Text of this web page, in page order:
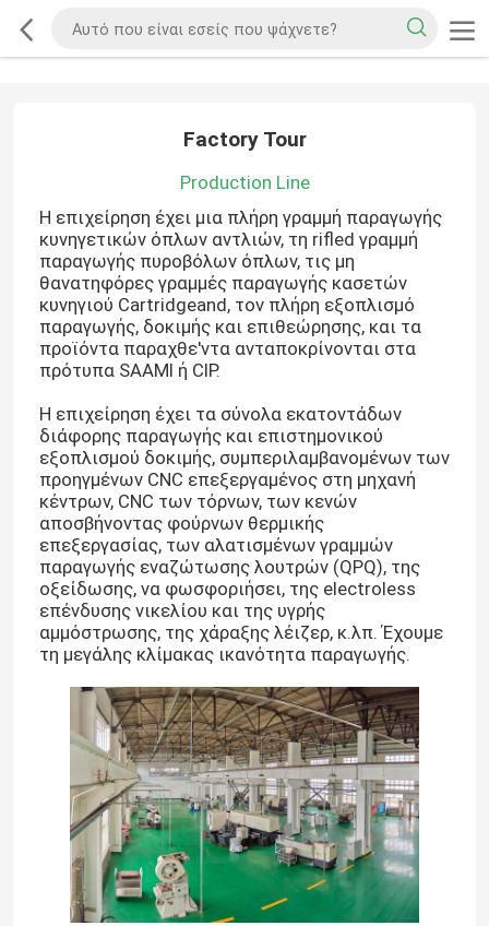
Factory Tour
Production Line
Η επιχείρηση έχει μια πλήρη γραμμή παραγωγής
κυνηγετικών όπλων αντλιών, τη rifled γραμμή
παραγωγής πυροβόλων όπλων, τις μη
θανατηφόρες γραμμές παραγωγής κασετών
κυνηγιού Cartridgeand, τον πλήρη εξοπλισμό
παραγωγής, δοκιμής και επιθεώρησης, και τα
προϊόντα παραχθε'ντα ανταποκρίνονται στα
πρότυπα SAAMI ή CIP.
Η επιχείρηση έχει τα σύνολα εκατοντάδων
διάφορης παραγωγής και επιστημονικού
εξοπλισμού δοκιμής, συμπεριλαμβανομένων των
προηγμένων CNC επεξεργαμένος στη μηχανή
κέντρων, CNC των τόρνων, των κενών
αποσβήνοντας φούρνων θερμικής
επεξεργασίας, των αλατισμένων γραμμών
παραγωγής εναζώτωσης λουτρών (QPQ), της
οξείδωσης, να φωσφοριήσει, της electroless
επένδυσης νικελίου και της υγρής
αμμόστρωσης, της χάραξης λέιζερ, κ.λπ. Έχουμε
τη μεγάλης κλίμακας ικανότητα παραγωγής.